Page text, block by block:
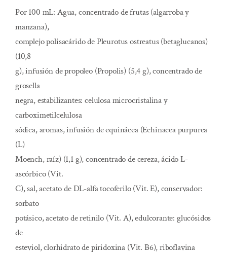
Por 100 mL: Agua, concentrado de frutas (algarroba y
manzana),
complejo polisacárido de Pleurotus ostreatus (betaglucanos)
(10,8
g), infusión de propoleo (Propolis) (5,4 g), concentrado de
grosella
negra, estabilizantes: celulosa microcristalina y
carboximetilcelulosa
sódica, aromas, infusión de equinácea (Echinacea purpurea
(L)
Moench, raíz) (1,1 g), concentrado de cereza, ácido L-
ascórbico (Vit.
C), sal, acetato de DL-alfa tocoferilo (Vit. E), conservador:
sorbato
potásico, acetato de retinilo (Vit. A), edulcorante: glucósidos
de
esteviol, clorhidrato de piridoxina (Vit. B6), riboflavina